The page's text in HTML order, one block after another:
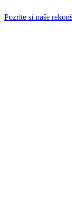
Pozrite si naše